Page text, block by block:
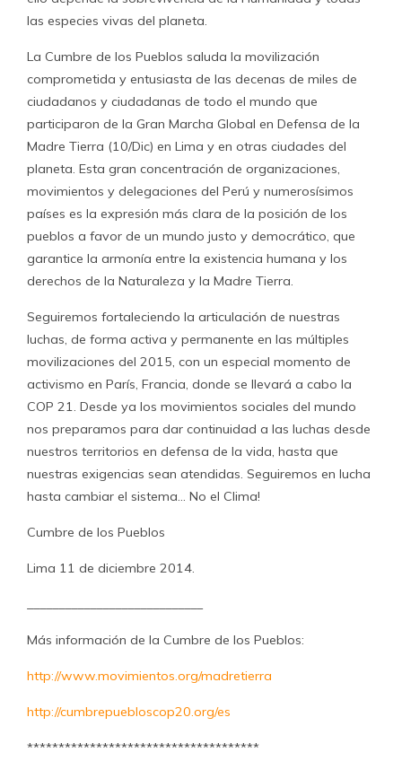
las especies vivas del planeta.
La Cumbre de los Pueblos saluda la movilización
comprometida y entusiasta de las decenas de miles de
ciudadanos y ciudadanas de todo el mundo que
participaron de la Gran Marcha Global en Defensa de la
Madre Tierra (10/Dic) en Lima y en otras ciudades del
planeta. Esta gran concentración de organizaciones,
movimientos y delegaciones del Perú y numerosísimos
países es la expresión más clara de la posición de los
pueblos a favor de un mundo justo y democrático, que
garantice la armonía entre la existencia humana y los
derechos de la Naturaleza y la Madre Tierra.
Seguiremos fortaleciendo la articulación de nuestras
luchas, de forma activa y permanente en las múltiples
movilizaciones del 2015, con un especial momento de
activismo en París, Francia, donde se llevará a cabo la
COP 21. Desde ya los movimientos sociales del mundo
nos preparamos para dar continuidad a las luchas desde
nuestros territorios en defensa de la vida, hasta que
nuestras exigencias sean atendidas. Seguiremos en lucha
hasta cambiar el sistema… No el Clima!
Cumbre de los Pueblos
Lima 11 de diciembre 2014.
Más información de la Cumbre de los Pueblos:
http://www.movimientos.org/madretierra
http://cumbrepuebloscop20.org/es
*************************************